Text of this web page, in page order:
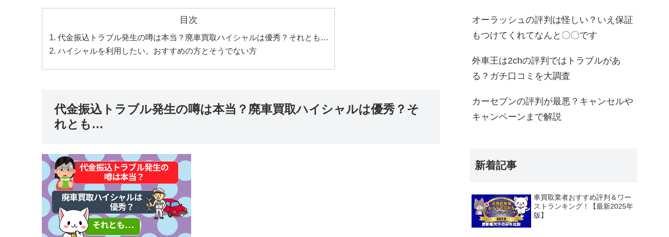
目次
代金振込トラブル発生の噂は本当？廃車買取ハイシャルは優秀？それとも…
ハイシャルを利用したい。おすすめの方とそうでない方
代金振込トラブル発生の噂は本当？廃車買取ハイシャルは優秀？そ
れとも…
オーラッシュの評判は怪しい？いえ保証
もつけてくれてなんと〇〇です
外車王は2chの評判ではトラブルがあ
る？ガチ口コミを大調査
カーセブンの評判が最悪？キャンセルや
キャンペーンまで解説
新着記事
車買取業者おすすめ評判＆ワー
ストランキング！【最新2025年
版】